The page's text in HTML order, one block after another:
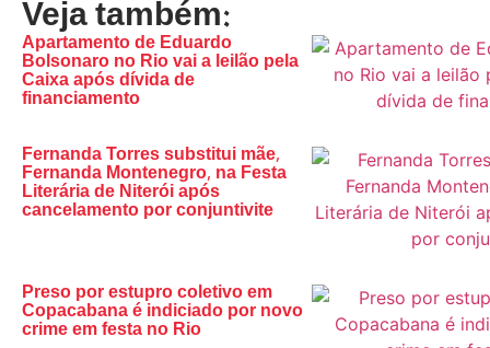
Veja também:
Apartamento de Eduardo
Bolsonaro no Rio vai a leilão pela
Caixa após dívida de
financiamento
Fernanda Torres substitui mãe,
Fernanda Montenegro, na Festa
Literária de Niterói após
cancelamento por conjuntivite
Preso por estupro coletivo em
Copacabana é indiciado por novo
crime em festa no Rio